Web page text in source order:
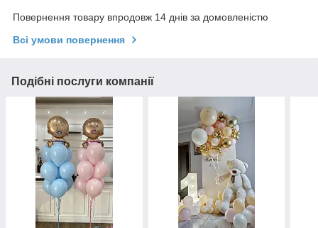
Повернення товару впродовж 14 днів за домовленістю
Всі умови повернення
Подібні послуги компанії